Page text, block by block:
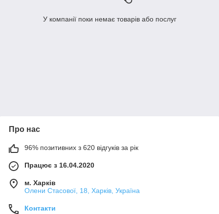
У компанії поки немає товарів або послуг
Про нас
96% позитивних з 620 відгуків за рік
Працює з 16.04.2020
м. Харків
Олени Стасової, 18, Харків, Україна
Контакти